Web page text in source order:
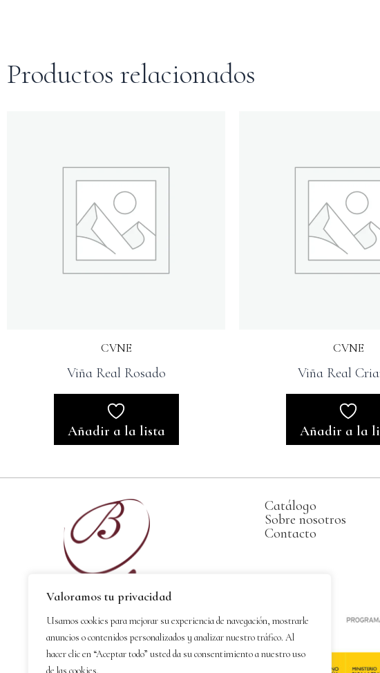
Valoramos tu privacidad
Usamos cookies para mejorar su experiencia de navegación, mostrarle
anuncios o contenidos personalizados y analizar nuestro tráfico. Al
hacer clic en “Aceptar todo” usted da su consentimiento a nuestro uso
de las cookies.
Productos relacionados
CVNE
Viña Real Rosado
Añadir a la lista
CVNE
Viña Real
Añadir a la
Catálogo
Sobre nosotros
Contacto